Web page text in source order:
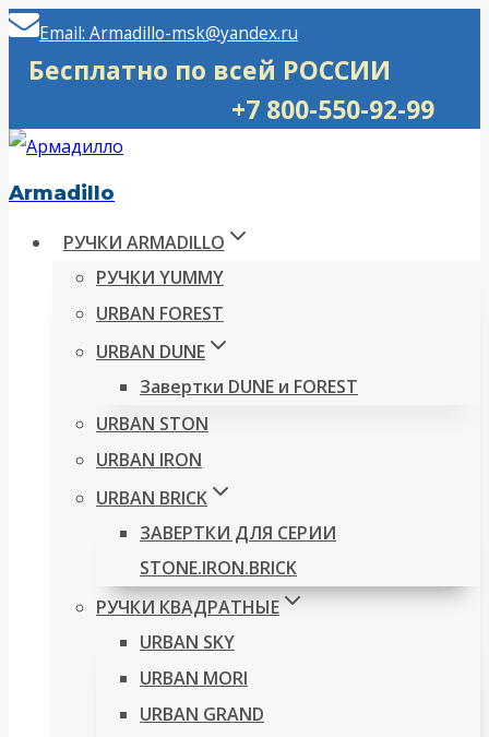
Перейти
Email: Armadillo-msk@yandex.ru
Бесплатно по всей РОССИИ
+7 800-550-92-99
Armadillo
РУЧКИ ARMADILLO
РУЧКИ YUMMY
URBAN FOREST
URBAN DUNE
Завертки DUNE и FOREST
URBAN STON
URBAN IRON
URBAN BRICK
ЗАВЕРТКИ ДЛЯ СЕРИИ
STONE.IRON.BRICK
РУЧКИ КВАДРАТНЫЕ
URBAN SKY
URBAN MORI
URBAN GRAND